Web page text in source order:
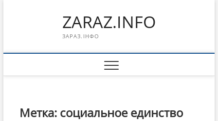
ZARAZ.INFO
ЗАРАЗ.ІНФО
Метка: социальное единство